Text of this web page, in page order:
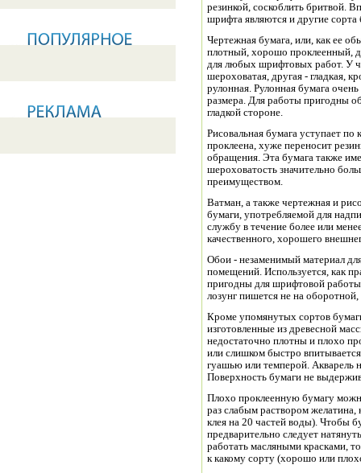
резинкой, соскоблить бритвой.
шрифта являются и другие сорта
Чертежная бумага, или, как ее
плотный, хорошо проклеенный,
для любых шрифтовых работ. У
шероховатая, другая - гладкая,
рулонная. Рулонная бумага
размера. Для работы пригодны
гладкой стороне.
Рисовальная бумага уступает
проклеена, хуже переносит
обращения. Эта бумага также
шероховатость значительно
преимуществом.
Ватман, а также чертежная и
бумаги, употребляемой для
службу в течение более или
качественного, хорошего
Обои - незаменимый материал
помещений. Используется, как
пригодны для шрифтовой
лозунг пишется не на
Кроме упомянутых сортов
изготовленные из древесной
недостаточно плотны и плохо
или слишком быстро
гуашью или темперой. Акварель
Поверхность бумаги не
Плохо проклеенную бумагу
раз слабым раствором желатина,
клея на 20 частей воды). Чтобы
предварительно следует
работать масляными красками,
к какому сорту (хорошо или